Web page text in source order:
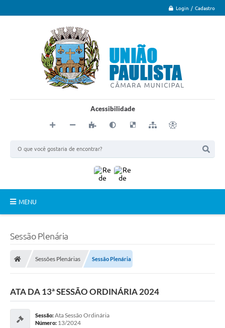
Login / Cadastro
Acessibilidade
MENU
O Município
Legislação
Sessão Plenária
Sessões Plenárias Sessão Plenária
ATA DA 13ª SESSÃO ORDINÁRIA 2024
Sessão:Ata Sessão Ordinária
Número: 13/2024